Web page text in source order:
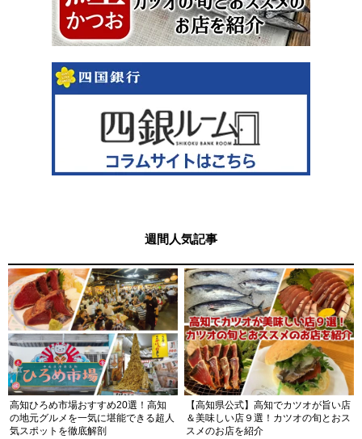
週間人気記事
高知ひろめ市場おすすめ20選！高知
の地元グルメを一気に堪能できる超人
気スポットを徹底解剖
【高知県公式】高知でカツオが旨い店
＆美味しい店９選！カツオの旬とおス
スメのお店を紹介